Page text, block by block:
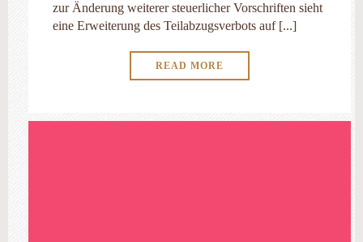
zur Änderung weiterer steuerlicher Vorschriften sieht
eine Erweiterung des Teilabzugsverbots auf [...]
READ MORE